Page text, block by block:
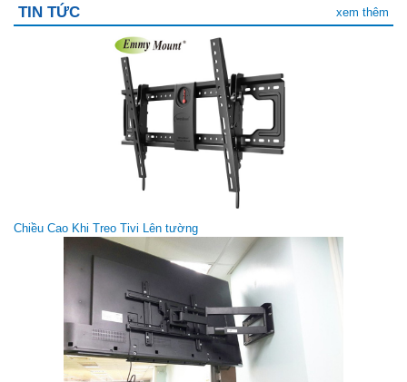
CHÂN ĐẾ MÁY TÍNH Y3 (14 - 27 inch)
Giá gốc:
245 000 VNĐ
TIN TỨC xem thêm
Chiều Cao Khi Treo Tivi Lên tường